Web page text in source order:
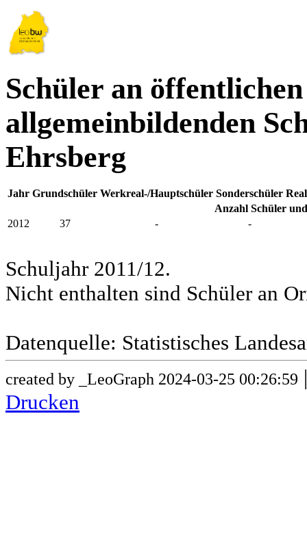
Schüler an
allgemeinbildenden
Ehrsberg
Jahr Grundschüler Werkreal-/Hauptschüler Sonderschüler
Anzahl Schüler
2012
37 - -
Schuljahr 2011/12.
Nicht enthalten sind Schüler an
Datenquelle: Statistisches
created by _LeoGraph 2024-03-25 00:26:59
Drucken